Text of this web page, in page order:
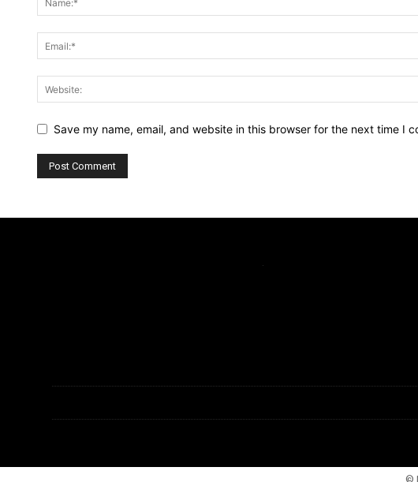
Save my name, email, and website in this browser for the next time I
©